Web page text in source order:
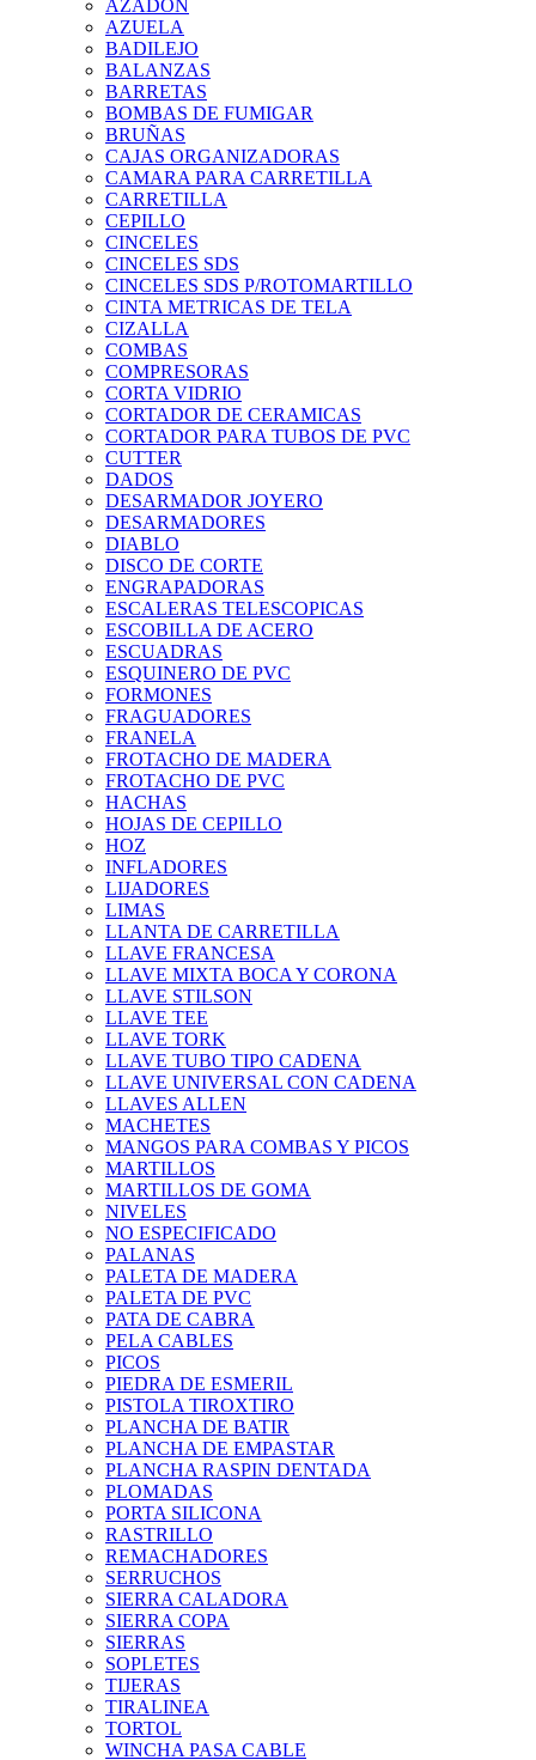
AZADON
AZUELA
BADILEJO
BALANZAS
BARRETAS
BOMBAS DE FUMIGAR
BRUÑAS
CAJAS ORGANIZADORAS
CAMARA PARA CARRETILLA
CARRETILLA
CEPILLO
CINCELES
CINCELES SDS
CINCELES SDS P/ROTOMARTILLO
CINTA METRICAS DE TELA
CIZALLA
COMBAS
COMPRESORAS
CORTA VIDRIO
CORTADOR DE CERAMICAS
CORTADOR PARA TUBOS DE PVC
CUTTER
DADOS
DESARMADOR JOYERO
DESARMADORES
DIABLO
DISCO DE CORTE
ENGRAPADORAS
ESCALERAS TELESCOPICAS
ESCOBILLA DE ACERO
ESCUADRAS
ESQUINERO DE PVC
FORMONES
FRAGUADORES
FRANELA
FROTACHO DE MADERA
FROTACHO DE PVC
HACHAS
HOJAS DE CEPILLO
HOZ
INFLADORES
LIJADORES
LIMAS
LLANTA DE CARRETILLA
LLAVE FRANCESA
LLAVE MIXTA BOCA Y CORONA
LLAVE STILSON
LLAVE TEE
LLAVE TORK
LLAVE TUBO TIPO CADENA
LLAVE UNIVERSAL CON CADENA
LLAVES ALLEN
MACHETES
MANGOS PARA COMBAS Y PICOS
MARTILLOS
MARTILLOS DE GOMA
NIVELES
NO ESPECIFICADO
PALANAS
PALETA DE MADERA
PALETA DE PVC
PATA DE CABRA
PELA CABLES
PICOS
PIEDRA DE ESMERIL
PISTOLA TIROXTIRO
PLANCHA DE BATIR
PLANCHA DE EMPASTAR
PLANCHA RASPIN DENTADA
PLOMADAS
PORTA SILICONA
RASTRILLO
REMACHADORES
SERRUCHOS
SIERRA CALADORA
SIERRA COPA
SIERRAS
SOPLETES
TIJERAS
TIRALINEA
TORTOL
WINCHA PASA CABLE